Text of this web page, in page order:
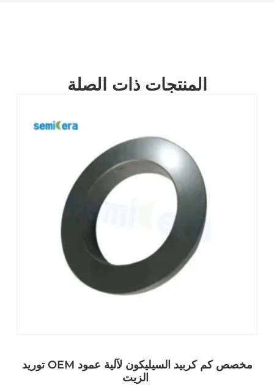
المنتجات ذات الصلة
توريد OEM مخصص كم كربيد السيليكون لآلية عمود